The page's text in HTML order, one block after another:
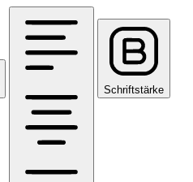
Schriftstärke